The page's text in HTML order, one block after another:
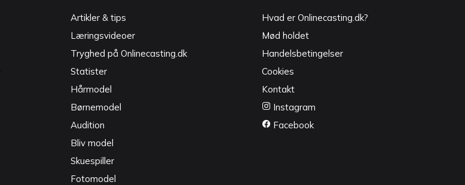
Artikler & tips
Læringsvideoer
Tryghed på Onlinecasting.dk
Statister
Hårmodel
Børnemodel
Audition
Bliv model
Skuespiller
Fotomodel
Hvad er Onlinecasting.dk?
Mød holdet
Handelsbetingelser
Cookies
Kontakt
Instagram
Facebook